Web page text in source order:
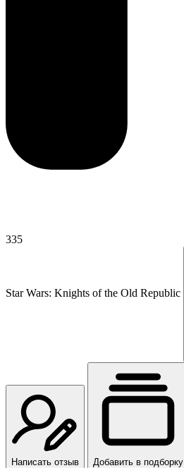
335
Star Wars: Knights of the Old Republic
Написать отзыв Добавить в подборку